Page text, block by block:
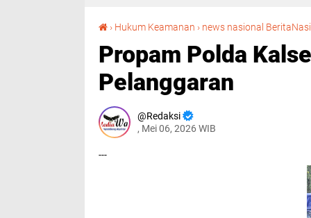
› Hukum Keamanan › news nasional
Propam Polda
Pelanggaran
Redaksi
, Mei 06, 2026 WIB
---